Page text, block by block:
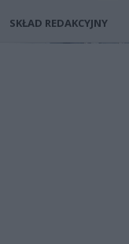
SKŁAD REDAKCYJNY